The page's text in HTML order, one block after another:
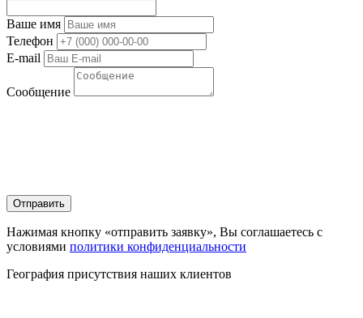
Ваше имя
Телефон
E-mail
Сообщение
Нажимая кнопку «отправить заявку», Вы соглашаетесь с
условиями политики конфиденциальности
География присутствия наших клиентов